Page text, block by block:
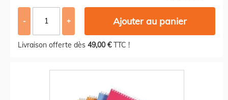
- + Ajouter au panier
Livraison offerte dès 49,00 €TTC !